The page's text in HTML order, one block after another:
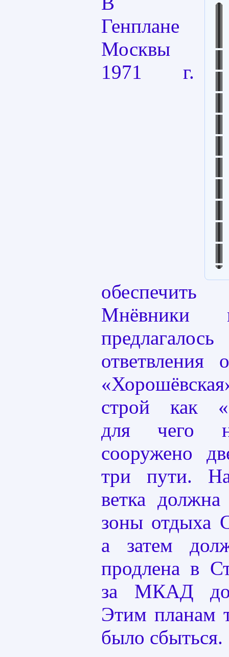
Генплане
Москвы
1971 г.
Мнёвники
строй как
для чего
сооружено
три пути.
ветка
зоны отдыха
а затем
продлена в
за МКАД до
Этим планам
было сбыться.